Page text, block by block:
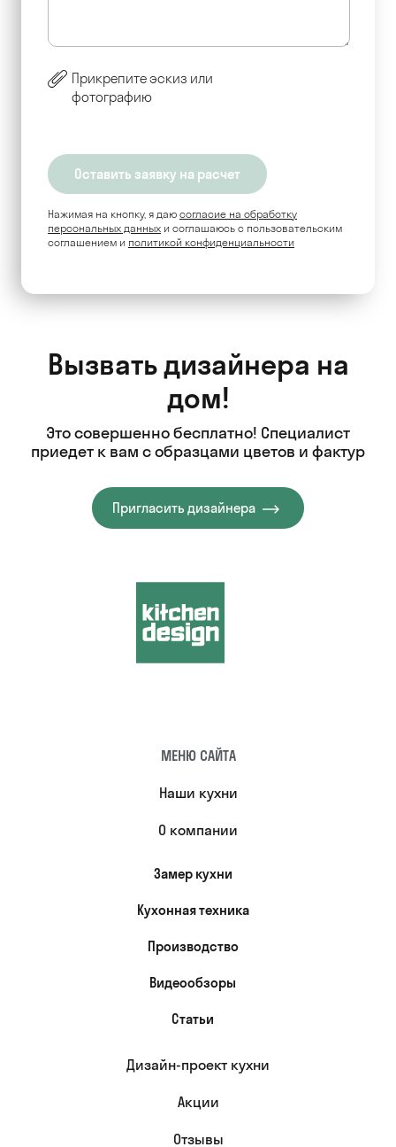
Прикрепите эскиз или
фотографию
Нажимая на кнопку, я даю согласие на обработку
персональных данных и соглашаюсь c пользовательским
соглашением и политикой конфиденциальности
Вызвать дизайнера на
дом!
Это совершенно бесплатно! Специалист
приедет к вам с образцами цветов и фактур
Пригласить дизайнера
МЕНЮ САЙТА
Наши кухни
О компании
Замер кухни
Кухонная техника
Производство
Видеообзоры
Статьи
Дизайн-проект кухни
Акции
Отзывы